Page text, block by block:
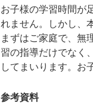
お子様の学習時間が
れません。しかし、
まずはご家庭で、無
習の指導だけでなく
してまいります。お
参考資料